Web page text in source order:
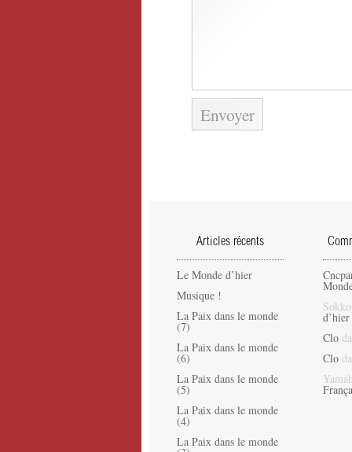
Articles récents
Le Monde d’hier
Musique !
La Paix dans le monde
(7)
La Paix dans le monde
(6)
La Paix dans le monde
(5)
La Paix dans le monde
(4)
La Paix dans le monde
Sokko
d’hier
Clo
Clo